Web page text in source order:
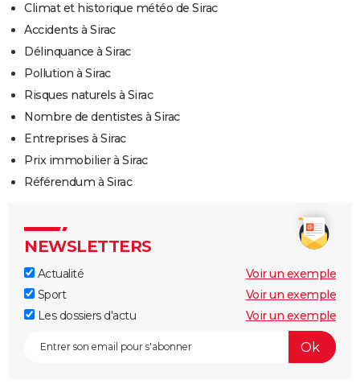
Climat et historique météo de Sirac
Accidents à Sirac
Délinquance à Sirac
Pollution à Sirac
Risques naturels à Sirac
Nombre de dentistes à Sirac
Entreprises à Sirac
Prix immobilier à Sirac
Référendum à Sirac
NEWSLETTERS
Actualité
Voir un exemple
Sport
Voir un exemple
Les dossiers d'actu
Voir un exemple